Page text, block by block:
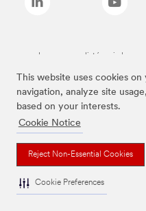
This website uses cookies
navigation, analyze site
based on your interests.
Cookie Notice
Reject Non-Essential Cookies
Cookie Preferences
Les marques listées ci-dessus